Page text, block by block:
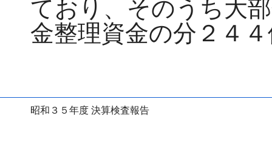
ており、そのうち大
金整理資金の分２４
昭和３５年度 決算検査報告